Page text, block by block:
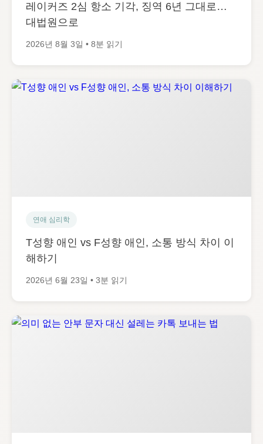
레이커즈 2심 항소 기각, 징역 6년 그대로…
대법원으로
2026년 8월 3일 • 8분 읽기
연애 심리학
T성향 애인 vs F성향 애인, 소통 방식 차이 이
해하기
2026년 6월 23일 • 3분 읽기